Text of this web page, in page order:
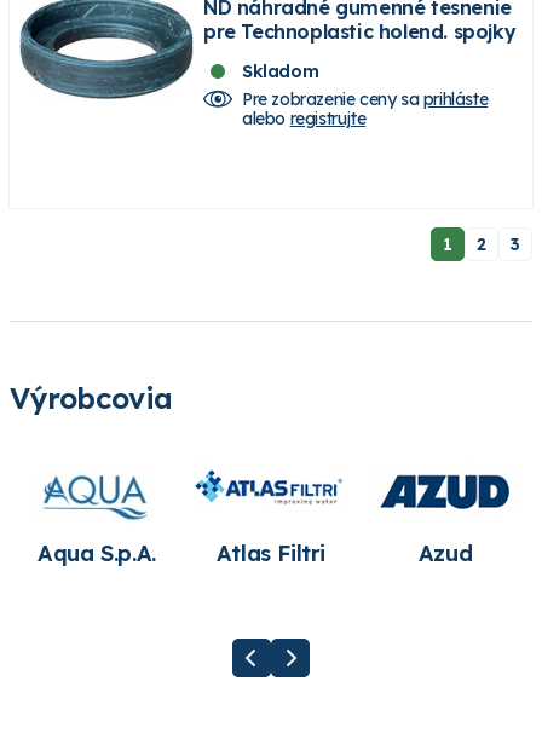
ND náhradné gumenné tesnenie
pre Technoplastic holend. spojky
Skladom
Pre zobrazenie ceny saprihláste
alebo registrujte
1 2 3
Výrobcovia
Aqua S.p.A. Atlas Filtri Azud